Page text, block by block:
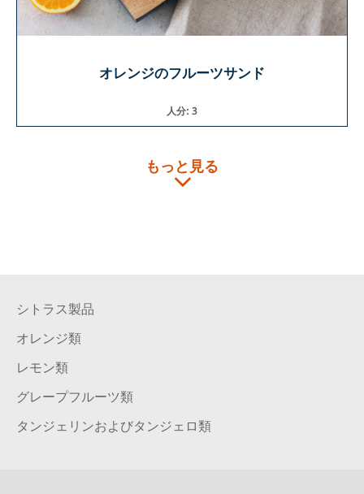
オレンジのフルーツサンド
人分: 3
もっと見る
シトラス製品
オレンジ類
レモン類
グレープフルーツ類
タンジェリンおよびタンジェロ類